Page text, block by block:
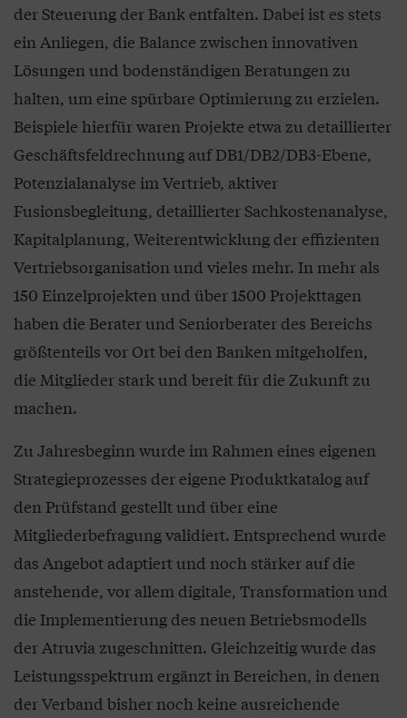
der Steuerung der Bank entfalten. Dabei ist es stets
ein Anliegen, die Balance zwischen innovativen
Lösungen und bodenständigen Beratungen zu
halten, um eine spürbare Optimierung zu erzielen.
Beispiele hierfür waren Projekte etwa zu detaillierter
Geschäftsfeldrechnung auf DB1/DB2/DB3-Ebene,
Potenzialanalyse im Vertrieb, aktiver
Fusionsbegleitung, detaillierter Sachkostenanalyse,
Kapitalplanung, Weiterentwicklung der effizienten
Vertriebsorganisation und vieles mehr. In mehr als
150 Einzelprojekten und über 1500 Projekttagen
haben die Berater und Seniorberater des Bereichs
größtenteils vor Ort bei den Banken mitgeholfen,
die Mitglieder stark und bereit für die Zukunft zu
machen.
Zu Jahresbeginn wurde im Rahmen eines eigenen
Strategieprozesses der eigene Produktkatalog auf
den Prüfstand gestellt und über eine
Mitgliederbefragung validiert. Entsprechend wurde
das Angebot adaptiert und noch stärker auf die
anstehende, vor allem digitale, Transformation und
die Implementierung des neuen Betriebsmodells
der Atruvia zugeschnitten. Gleichzeitig wurde das
Leistungsspektrum ergänzt in Bereichen, in denen
der Verband bisher noch keine ausreichende